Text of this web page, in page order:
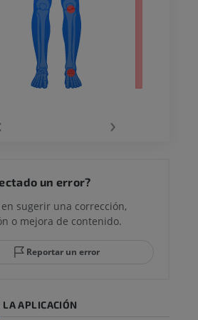
›
un error?
sugerir una corrección,
o mejora de contenido.
Reportar un error
LA APLICACIÓN